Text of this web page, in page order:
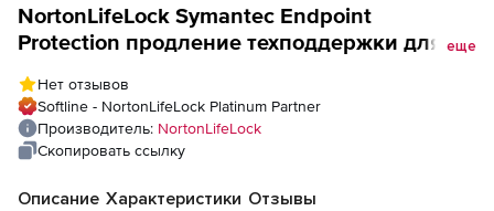
NortonLifeLock Symantec Endpoint
Protection продление техподдержки для
академических учреждений на 1 год
Количество устройств
еще
Нет отзывов
Softline - NortonLifeLock Platinum Partner
Производитель: NortonLifeLock
Скопировать ссылку
Описание Характеристики Отзывы